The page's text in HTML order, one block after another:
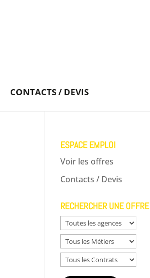
CONTACTS / DEVIS
ESPACE EMPLOI
Voir les offres
Contacts / Devis
RECHERCHER UNE OFFRE